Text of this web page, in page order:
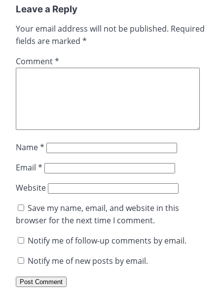
Leave a Reply
Your email address will not be published. Required
fields are marked *
Comment*
Name*
Email *
Website
Save my name, email, and website in this
browser for the next time I comment.
Notify me of follow-up comments by email.
Notify me of new posts by email.